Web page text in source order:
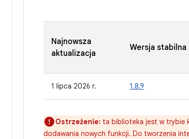
Najnowsza
aktualizacja
Wersja stabilna
1 lipca 2026 r. 1.8.9
Ostrzeżenie: ta biblioteka jest w trybie
dodawania nowych funkcji. Do tworzenia